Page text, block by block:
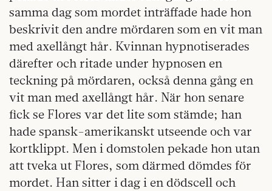
samma dag som mordet inträffade hade hon
beskrivit den andre mördaren som en vit man
med axellångt hår. Kvinnan hypnotiserades
därefter och ritade under hypnosen en
teckning på mördaren, också denna gång en
vit man med axellångt hår. När hon senare
fick se Flores var det lite som stämde; han
hade spansk-amerikanskt utseende och var
kortklippt. Men i domstolen pekade hon utan
att tveka ut Flores, som därmed dömdes för
mordet. Han sitter i dag i en dödscell och